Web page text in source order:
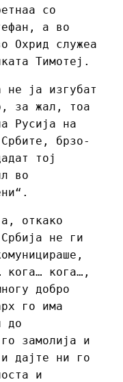
со
а во
Охрид служеа
Тимотеј.
не ја изгубат
за жал, тоа
Русија на
брзо-
тој
во
откако
не ги
кога… кога…,
добро
го има
до
замолија и
дајте ни го
и